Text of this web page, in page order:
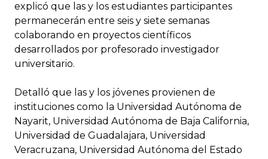
explicó que las y los estudiantes participantes
permanecerán entre seis y siete semanas
colaborando en proyectos científicos
desarrollados por profesorado investigador
universitario.
Detalló que las y los jóvenes provienen de
instituciones como la Universidad Autónoma de
Nayarit, Universidad Autónoma de Baja California,
Universidad de Guadalajara, Universidad
Veracruzana, Universidad Autónoma del Estado